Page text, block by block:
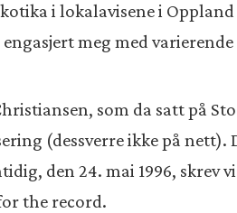
i lokalavisene i
meg med
som da satt på
(dessverre ikke på
den 24. mai 1996, skrev
the record.